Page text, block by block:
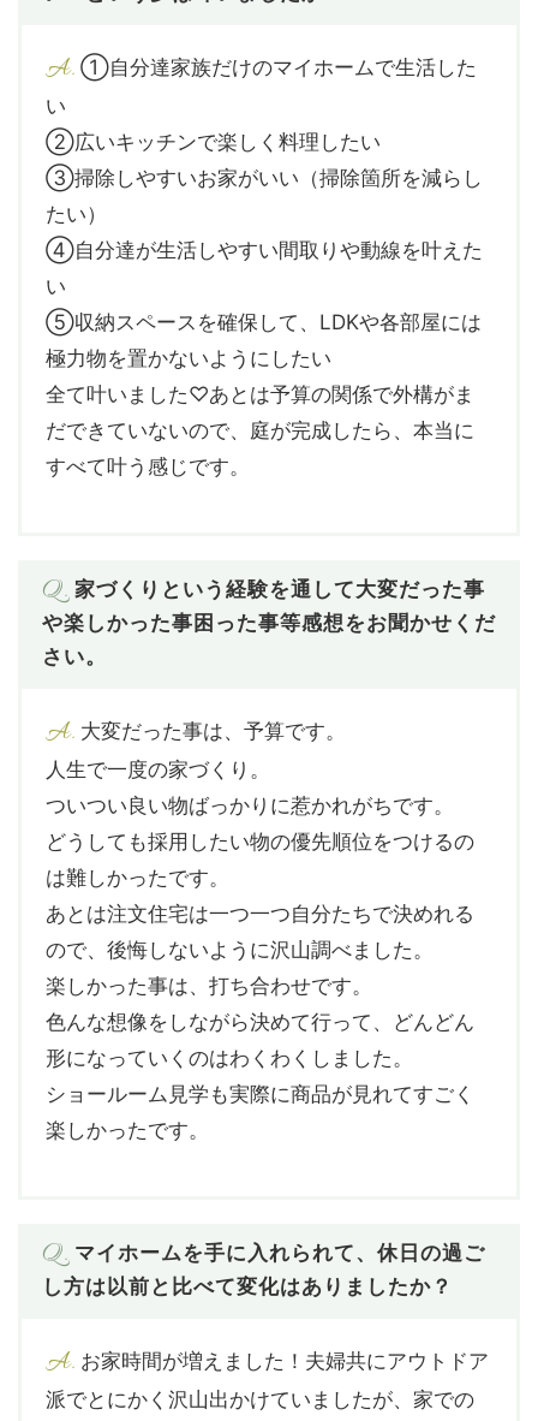
A. ①自分達家族だけのマイホームで生活した
い
②広いキッチンで楽しく料理したい
③掃除しやすいお家がいい（掃除箇所を減らし
たい）
④自分達が生活しやすい間取りや動線を叶えた
い
⑤収納スペースを確保して、LDKや各部屋には
極力物を置かないようにしたい
全て叶いました♡あとは予算の関係で外構がま
だできていないので、庭が完成したら、本当に
すべて叶う感じです。
Q. 家づくりという経験を通して大変だった事
や楽しかった事困った事等感想をお聞かせくだ
さい。
A. 大変だった事は、予算です。
人生で一度の家づくり。
ついつい良い物ばっかりに惹かれがちです。
どうしても採用したい物の優先順位をつけるの
は難しかったです。
あとは注文住宅は一つ一つ自分たちで決めれる
ので、後悔しないように沢山調べました。
楽しかった事は、打ち合わせです。
色んな想像をしながら決めて行って、どんどん
形になっていくのはわくわくしました。
ショールーム見学も実際に商品が見れてすごく
楽しかったです。
Q. マイホームを手に入れられて、休日の過ご
し方は以前と比べて変化はありましたか？
A. お家時間が増えました！夫婦共にアウトドア
派でとにかく沢山出かけていましたが、家での